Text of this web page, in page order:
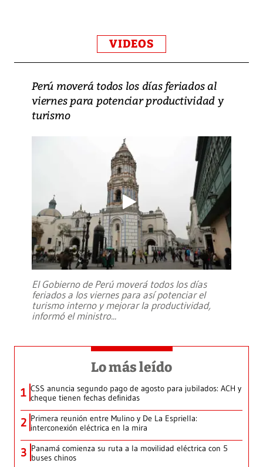
VIDEOS
Perú moverá todos los días feriados al
viernes para potenciar productividad y
turismo
El Gobierno de Perú moverá todos los días
feriados a los viernes para así potenciar el
turismo interno y mejorar la productividad,
informó el ministro...
Lo más leído
1 CSS anuncia segundo pago de agosto para jubilados: ACH y
cheque tienen fechas definidas
2 Primera reunión entre Mulino y De La Espriella:
interconexión eléctrica en la mira
3 Panamá comienza su ruta a la movilidad eléctrica con 5
buses chinos